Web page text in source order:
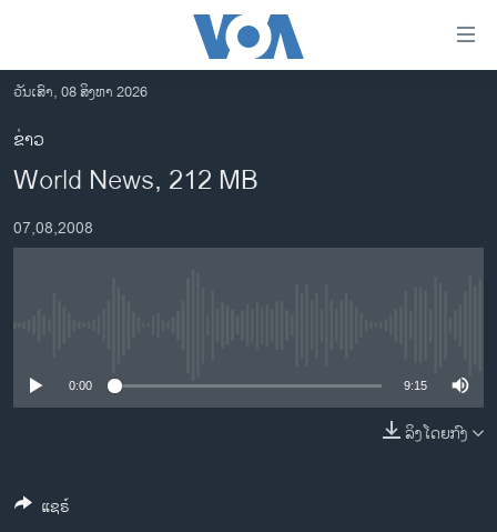
ເຂົ້າ
ຫາ
ຂ້າມ
ຂ້າມ
ໄປ
ອາເມຣິກາ
ການເລືອກຕັ້ງ ປະທານາທີບໍດີ ສະຫະລັດ 2024
ອິດສະຫຼະພາບດ້ານການຂ່າວ
ວິທະຍາສາດ-ເທັກໂນໂລຈີ
ວັນເສົາ, 08 ສິງຫາ 2026
ຂ່າວ
World News, 212 MB
07,08,2008
0:00 9:15
ລິງໂດຍກົງ
ແຊຣ໌